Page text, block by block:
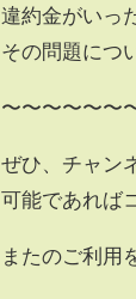
違約金がいっ
その問題につ
〜〜〜〜〜〜
ぜひ、チャン
可能であれば
またのご利用